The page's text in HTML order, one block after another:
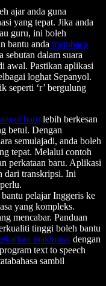
ajar anda guna
yang tepat. Jika anda
guru, ini boleh
bantu anda membaca
sebutan dalam suara
awal. Pastikan aplikasi
loghat Sepanyol.
seperti ‘r’ bergulung
baru lebih berkesan
betul. Dengan
semulajadi, anda boleh
tepat. Melalui contoh
perkataan baru. Aplikasi
dari transkripsi. Ini
pelajar Inggeris ke
yang kompleks.
mencabar. Panduan
tinggi boleh bantu
maklumat dengan
text to speech
sambil